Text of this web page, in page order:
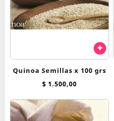
Quinoa Semillas x 100 grs
$ 1.500,00